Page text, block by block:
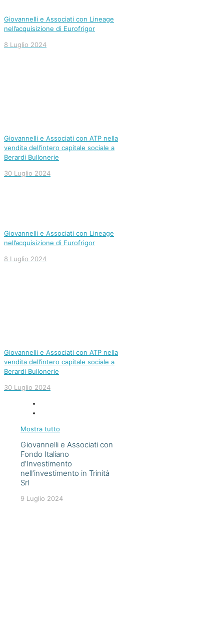
Giovannelli e Associati con Lineage
nell’acquisizione di Eurofrigor
8 Luglio 2024
Giovannelli e Associati con ATP nella
vendita dell’intero capitale sociale a
Berardi Bullonerie
30 Luglio 2024
Giovannelli e Associati con Lineage
nell’acquisizione di Eurofrigor
8 Luglio 2024
Giovannelli e Associati con ATP nella
vendita dell’intero capitale sociale a
Berardi Bullonerie
30 Luglio 2024
Mostra tutto
Giovannelli e Associati con
Fondo Italiano
d’Investimento
nell’investimento in Trinità
Srl
9 Luglio 2024